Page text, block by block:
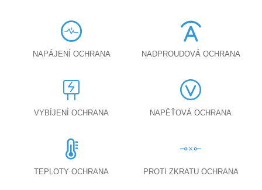
NAPÁJENÍ OCHRANA NADPROUDOVÁ OCHRANA
VYBÍJENÍ OCHRANA NAPĚŤOVÁ OCHRANA
TEPLOTY OCHRANA PROTI ZKRATU OCHRANA